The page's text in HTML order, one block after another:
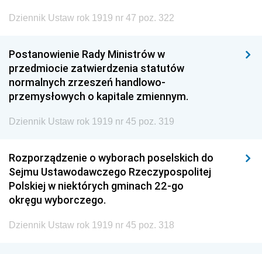
Dziennik Ustaw rok 1919 nr 47 poz. 322
Postanowienie Rady Ministrów w
przedmiocie zatwierdzenia statutów
normalnych zrzeszeń handlowo-
przemysłowych o kapitale zmiennym.
Dziennik Ustaw rok 1919 nr 45 poz. 319
Rozporządzenie o wyborach poselskich do
Sejmu Ustawodawczego Rzeczypospolitej
Polskiej w niektórych gminach 22-go
okręgu wyborczego.
Dziennik Ustaw rok 1919 nr 45 poz. 318